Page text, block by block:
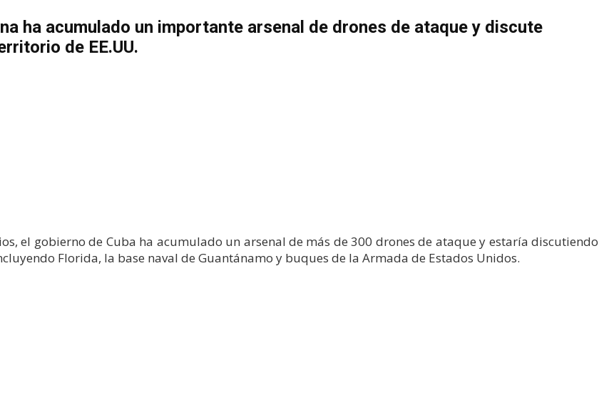
ha acumulado un importante arsenal de drones de ataque y discute
de EE.UU.
el gobierno de Cuba ha acumulado un arsenal de más de 300 drones de ataque y estaría discutiendo
Florida, la base naval de Guantánamo y buques de la Armada de Estados Unidos.